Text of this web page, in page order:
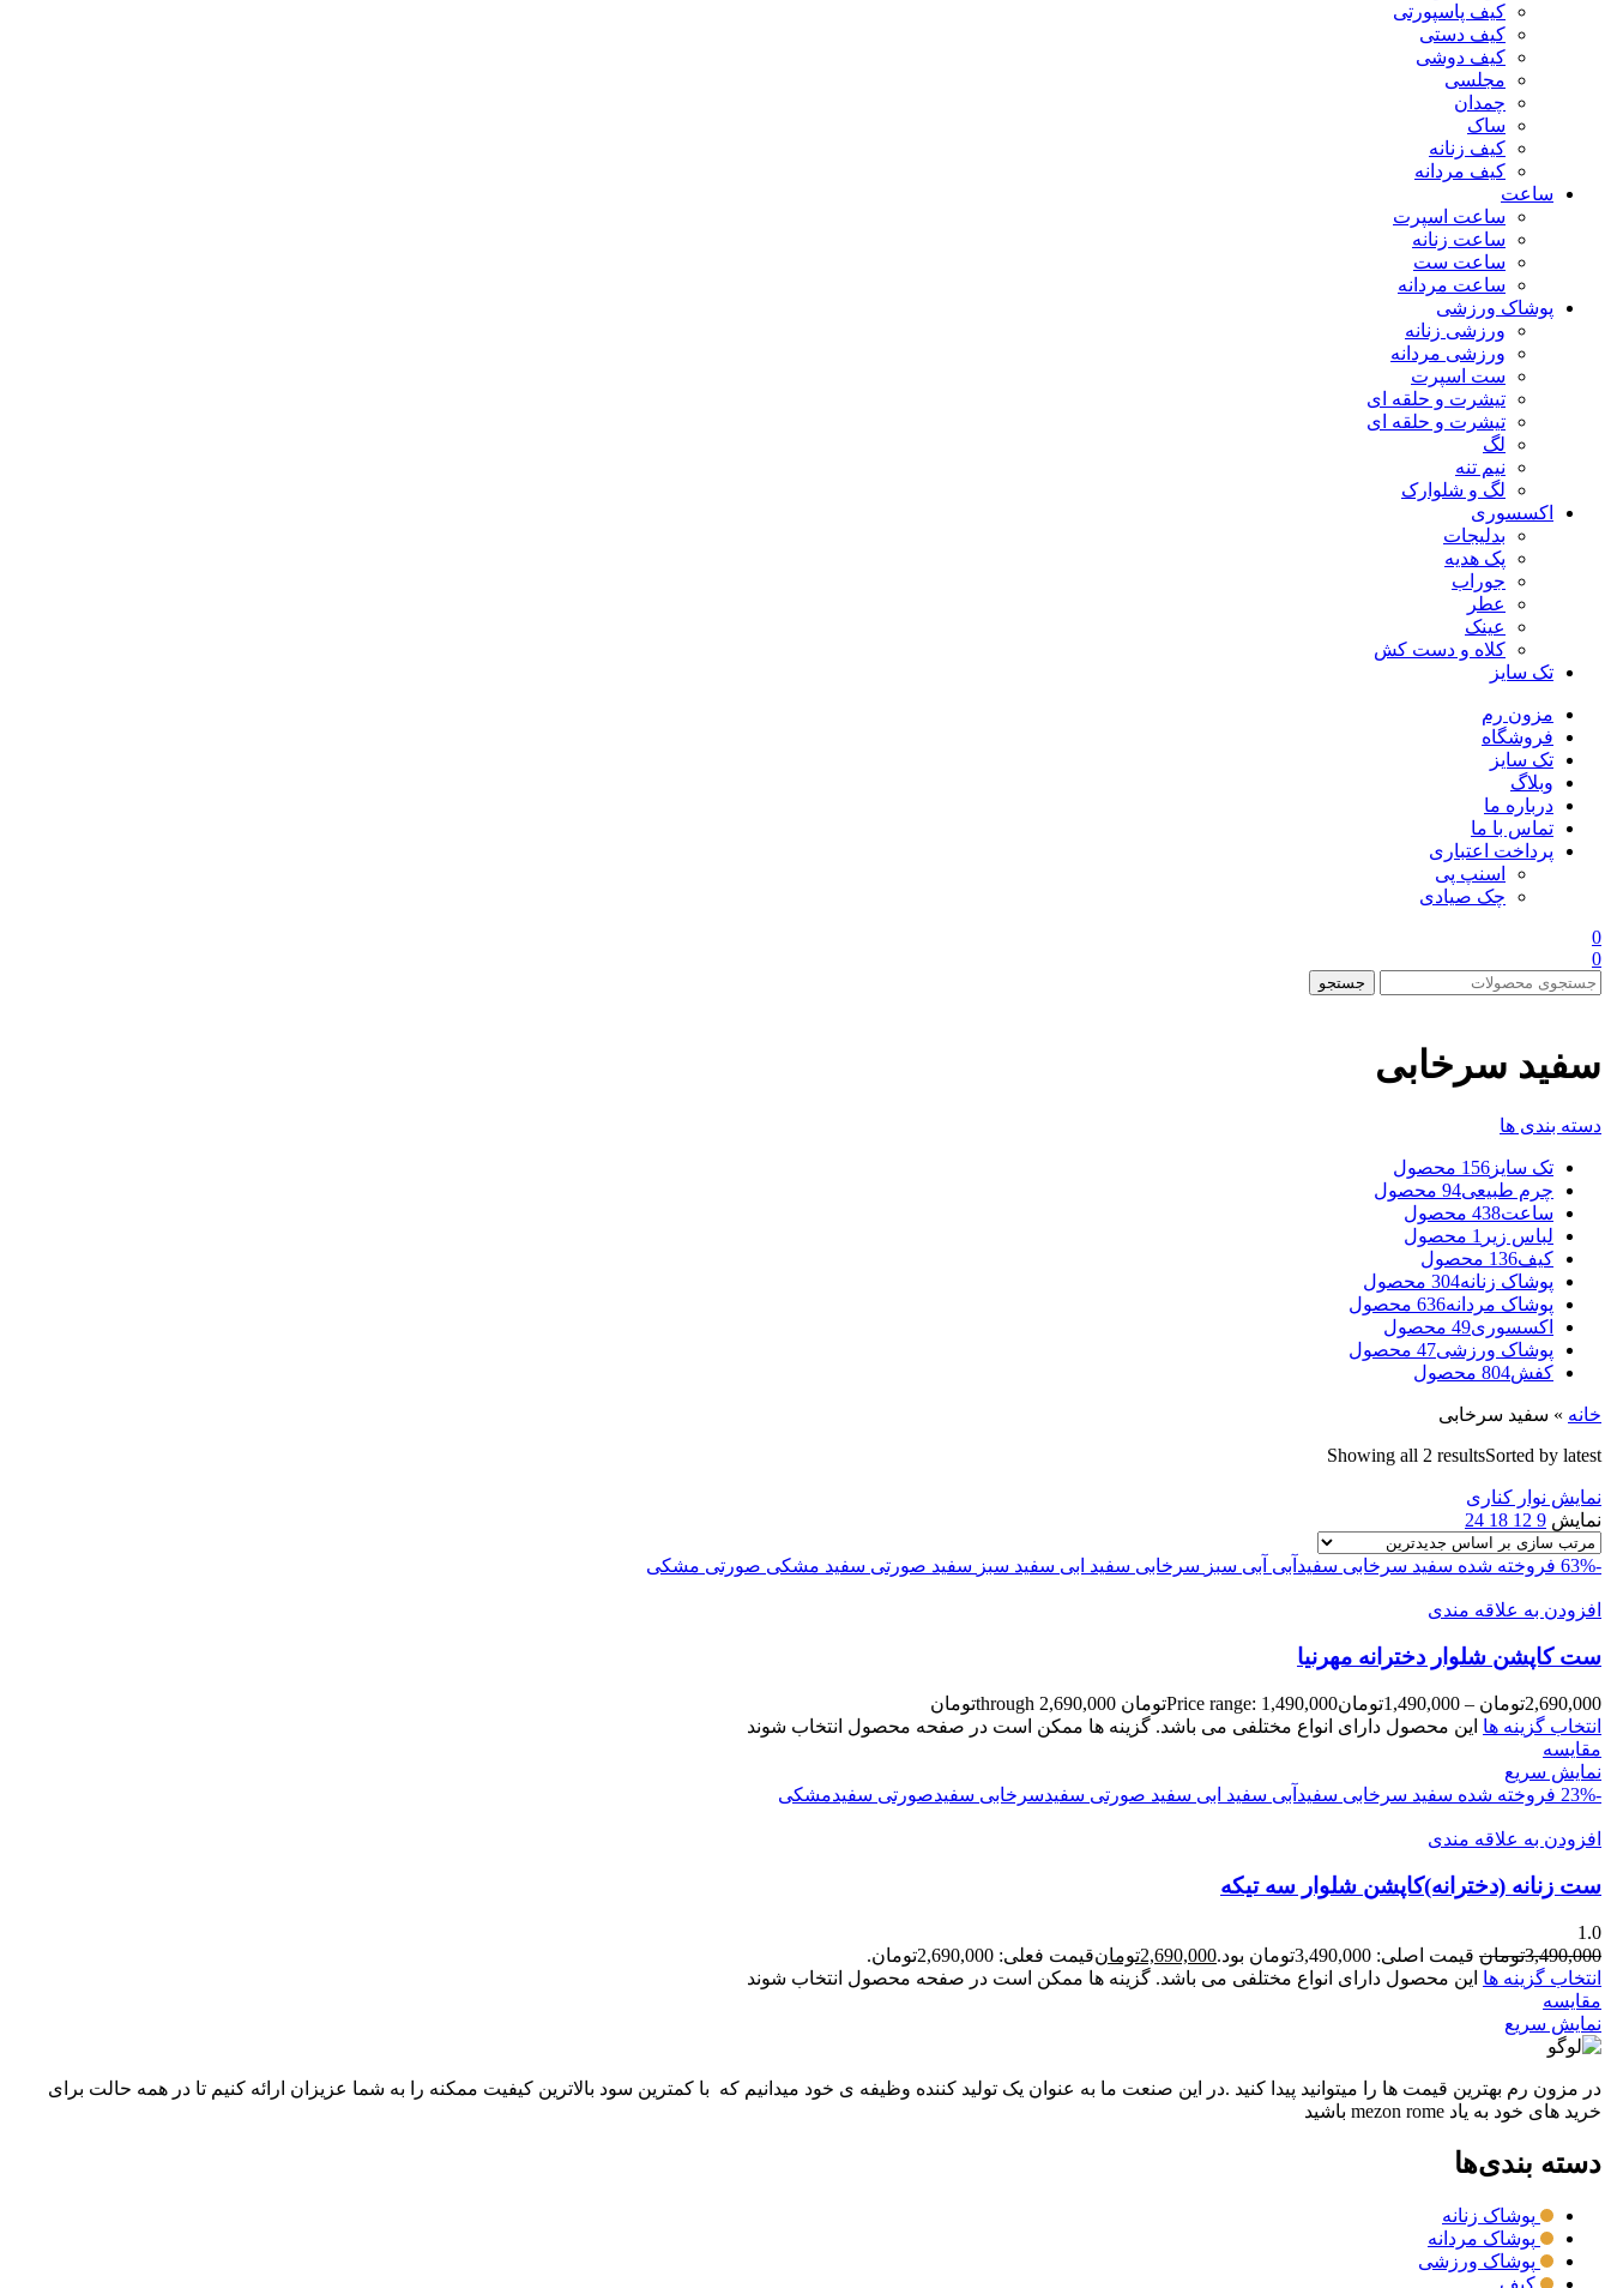
کیف پاسپورتی
کیف دستی
کیف دوشی
مجلسی
چمدان
ساک
کیف زنانه
کیف مردانه
ساعت
ساعت اسپرت
ساعت زنانه
ساعت ست
ساعت مردانه
پوشاک ورزشی
ورزشی زنانه
ورزشی مردانه
ست اسپرت
تیشرت و حلقه ای
تیشرت و حلقه ای
لگ
نیم تنه
لگ و شلوارک
اکسسوری
بدلیجات
پک هدیه
جوراب
عطر
عینک
کلاه و دست کش
تک سایز
مزون رم
فروشگاه
تک سایز
وبلاگ
درباره ما
تماس با ما
پرداخت اعتباری
اسنپ پی
چک صیادی
0
0
جستجو
سفید سرخابی
دسته بندی ها
تک سایز 156 محصول
چرم طبیعی94 محصول
ساعت438 محصول
لباس زیر 1 محصول
کیف136 محصول
پوشاک زنانه304 محصول
پوشاک مردانه636 محصول
اکسسوری49 محصول
پوشاک ورزشی47 محصول
کفش804 محصول
خانه » سفید سرخابی
Showing all 2 resultsSorted by latest
نمایش نوار کناری
نمایش 9
12
18
24
-63% فروخته شده سفید سرخابی سفیدآبی آبی سبز سرخابی سفید ابی سفید سبز سفید صورتی سفید مشکی صورتی مشکی
افزودن به علاقه مندی
ست کاپشن شلوار دخترانه مهرنیا
2,690,000تومان –
1,490,000تومانPrice range: 1,490,000تومان through 2,690,000تومان
انتخاب گزینه ها این محصول دارای انواع مختلفی می باشد. گزینه ها ممکن است در صفحه محصول انتخاب شوند
مقايسه
نمایش سریع
-23%
فروخته شده سفید سرخابی سفیدآبی سفید ابی سفید صورتی سفیدسرخابی سفیدصورتی سفیدمشکی
افزودن به علاقه مندی
ست زنانه (دخترانه)کاپشن شلوار سه تیکه
1.0
3,490,000تومان قیمت اصلی: 3,490,000تومان بود. 2,690,000تومانقیمت فعلی: 2,690,000تومان.
انتخاب گزینه ها این محصول دارای انواع مختلفی می باشد. گزینه ها ممکن است در صفحه محصول انتخاب شوند
مقايسه
نمایش سریع
در مزون رم بهترین قیمت ها را میتوانید پیدا کنید .در این صنعت ما به عنوان یک تولید کننده وظیفه ی خود میدانیم که با کمترین سود بالاترین کیفیت ممکنه را به شما عزیزان ارائه کنیم تا در همه حالت برای
خرید های خود به یاد mezon rome باشید
دسته بندی‌ها
پوشاک زنانه
پوشاک مردانه
پوشاک ورزشی
کیف